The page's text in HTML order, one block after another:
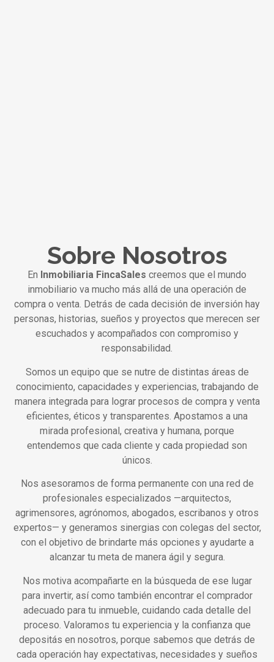
Sobre Nosotros
En Inmobiliaria FincaSales creemos que el mundo
inmobiliario va mucho más allá de una operación de
compra o venta. Detrás de cada decisión de inversión hay
personas, historias, sueños y proyectos que merecen ser
escuchados y acompañados con compromiso y
responsabilidad.
Somos un equipo que se nutre de distintas áreas de
conocimiento, capacidades y experiencias, trabajando de
manera integrada para lograr procesos de compra y venta
eficientes, éticos y transparentes. Apostamos a una
mirada profesional, creativa y humana, porque
entendemos que cada cliente y cada propiedad son
únicos.
Nos asesoramos de forma permanente con una red de
profesionales especializados —arquitectos,
agrimensores, agrónomos, abogados, escribanos y otros
expertos— y generamos sinergias con colegas del sector,
con el objetivo de brindarte más opciones y ayudarte a
alcanzar tu meta de manera ágil y segura.
Nos motiva acompañarte en la búsqueda de ese lugar
para invertir, así como también encontrar el comprador
adecuado para tu inmueble, cuidando cada detalle del
proceso. Valoramos tu experiencia y la confianza que
depositás en nosotros, porque sabemos que detrás de
cada operación hay expectativas, necesidades y sueños